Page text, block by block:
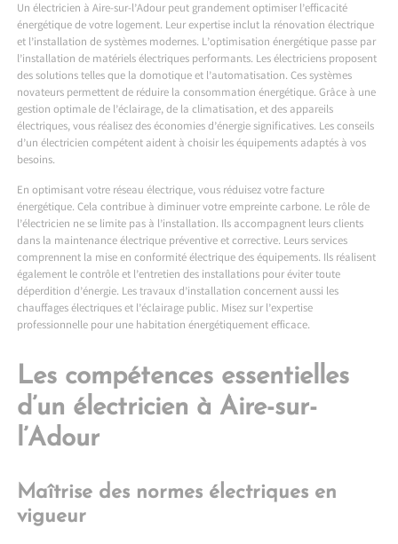
Un électricien à Aire-sur-l’Adour peut grandement optimiser l’efficacité
énergétique de votre logement. Leur expertise inclut la rénovation électrique
et l’installation de systèmes modernes. L’optimisation énergétique passe par
l’installation de matériels électriques performants. Les électriciens proposent
des solutions telles que la domotique et l’automatisation. Ces systèmes
novateurs permettent de réduire la consommation énergétique. Grâce à une
gestion optimale de l’éclairage, de la climatisation, et des appareils
électriques, vous réalisez des économies d’énergie significatives. Les conseils
d’un électricien compétent aident à choisir les équipements adaptés à vos
besoins.
En optimisant votre réseau électrique, vous réduisez votre facture
énergétique. Cela contribue à diminuer votre empreinte carbone. Le rôle de
l’électricien ne se limite pas à l’installation. Ils accompagnent leurs clients
dans la maintenance électrique préventive et corrective. Leurs services
comprennent la mise en conformité électrique des équipements. Ils réalisent
également le contrôle et l’entretien des installations pour éviter toute
déperdition d’énergie. Les travaux d’installation concernent aussi les
chauffages électriques et l’éclairage public. Misez sur l’expertise
professionnelle pour une habitation énergétiquement efficace.
Les compétences essentielles
d’un électricien à Aire-sur-
l’Adour
Maîtrise des normes électriques en
vigueur